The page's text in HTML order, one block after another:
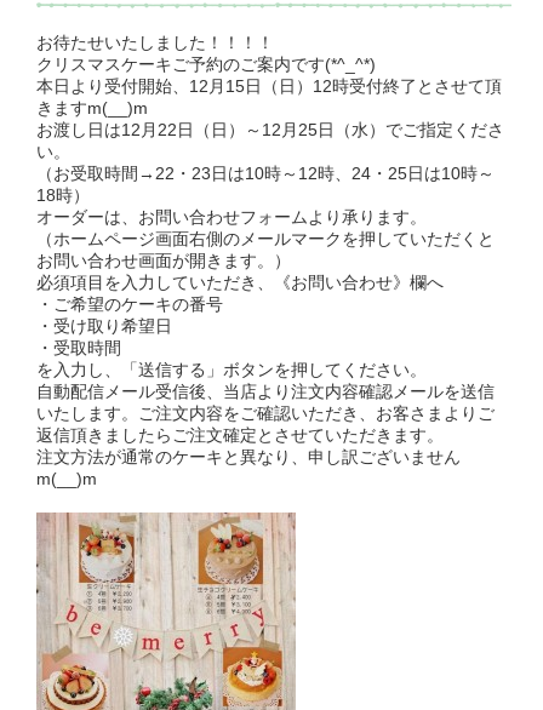
お待たせいたしました！！！！
クリスマスケーキご予約のご案内です(*^_^*)
本日より受付開始、12月15日（日）12時受付終了とさせて頂
きますm(__)m
お渡し日は12月22日（日）～12月25日（水）でご指定くださ
い。
（お受取時間→22・23日は10時～12時、24・25日は10時～
18時）
オーダーは、お問い合わせフォームより承ります。
（ホームページ画面右側のメールマークを押していただくと
お問い合わせ画面が開きます。）
必須項目を入力していただき、《お問い合わせ》欄へ
・ご希望のケーキの番号
・受け取り希望日
・受取時間
を入力し、「送信する」ボタンを押してください。
自動配信メール受信後、当店より注文内容確認メールを送信
いたします。ご注文内容をご確認いただき、お客さまよりご
返信頂きましたらご注文確定とさせていただきます。
注文方法が通常のケーキと異なり、申し訳ございません
m(__)m